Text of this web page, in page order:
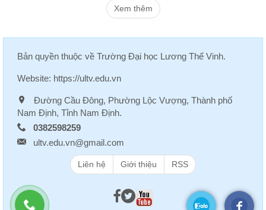
Xem thêm
Bản quyền thuộc về Trường Đại học Lương Thế Vinh.
Website: https://ultv.edu.vn
Đường Cầu Đông, Phường Lộc Vượng, Thành phố
Nam Định, Tỉnh Nam Định.
0382598259
ultv.edu.vn@gmail.com
Liên hệ Giới thiệu RSS